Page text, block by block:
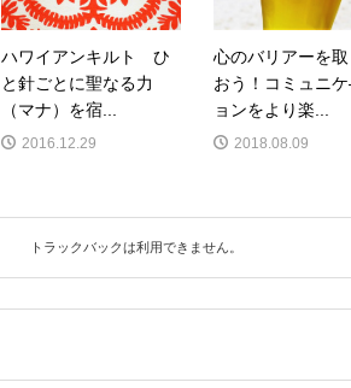
ハワイアンキルト ひ
と針ごとに聖なる力
（マナ）を宿...
2016.12.29
心のバリアーを
おう！コミュニ
ョンをより楽...
2018.08.09
トラックバックは利用できません。